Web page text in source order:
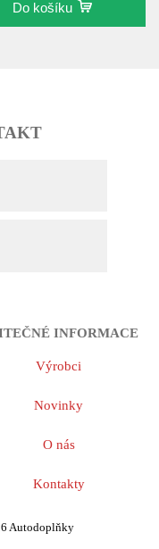
Do košíku
INFORMACE
Výrobci
Novinky
O nás
Kontakty
Autodoplňky